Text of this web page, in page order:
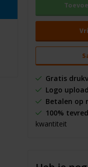
Gratis
Logo
Betalen op
100%
kwantiteit